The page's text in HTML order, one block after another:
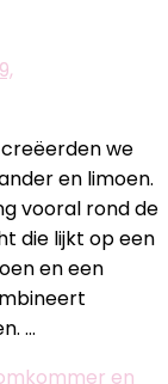
we
en limoen.
vooral rond de
die lijkt op een
en een
…